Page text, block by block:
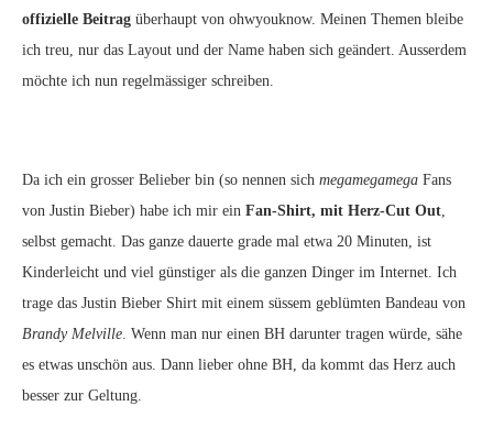
offizielle Beitrag überhaupt von ohwyouknow. Meinen Themen bleibe
ich treu, nur das Layout und der Name haben sich geändert. Ausserdem
möchte ich nun regelmässiger schreiben.
Da ich ein grosser Belieber bin (so nennen sich megamegamega Fans
von Justin Bieber) habe ich mir ein Fan-Shirt, mit Herz-Cut Out,
selbst gemacht. Das ganze dauerte grade mal etwa 20 Minuten, ist
Kinderleicht und viel günstiger als die ganzen Dinger im Internet. Ich
trage das Justin Bieber Shirt mit einem süssem geblümten Bandeau von
Brandy Melville. Wenn man nur einen BH darunter tragen würde, sähe
es etwas unschön aus. Dann lieber ohne BH, da kommt das Herz auch
besser zur Geltung.